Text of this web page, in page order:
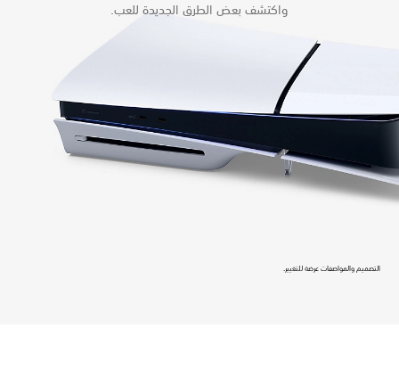
واكتشف بعض الطرق الجديدة للعب.
التصميم والمواصفات عرضة للتغيير.